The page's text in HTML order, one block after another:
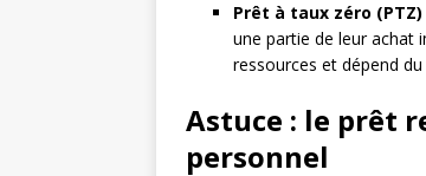
Prêt à taux zéro (PTZ)
une partie de leur achat
ressources et dépend
Astuce : le prêt
personnel